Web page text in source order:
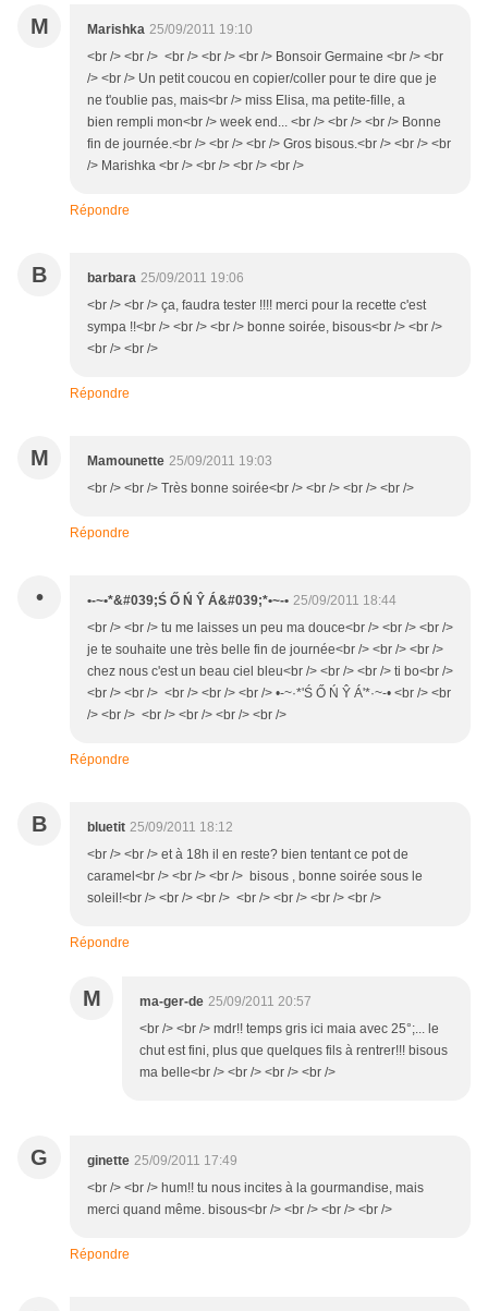
M Marishka 25/09/2011 19:10
<br /> <br /> <br /> <br /> <br /> Bonsoir Germaine <br /> <br
/> <br /> Un petit coucou en copier/coller pour te dire que je
ne t'oublie pas, mais<br /> miss Elisa, ma petite-fille, a
bien rempli mon<br /> week end... <br /> <br /> <br /> Bonne
fin de journée.<br /> <br /> <br /> Gros bisous.<br /> <br /> <br
/> Marishka <br /> <br /> <br /> <br />
Répondre
B barbara 25/09/2011 19:06
<br /> <br /> ça, faudra tester !!!! merci pour la recette c'est
sympa !!<br /> <br /> <br /> bonne soirée, bisous<br /> <br />
<br /> <br />
Répondre
M Mamounette 25/09/2011 19:03
<br /> <br /> Très bonne soirée<br /> <br /> <br /> <br />
Répondre
• •-~•*&#039;Ś Ő Ń Ŷ Á&#039;*•~-• 25/09/2011 18:44
<br /> <br /> tu me laisses un peu ma douce<br /> <br /> <br />
je te souhaite une très belle fin de journée<br /> <br /> <br />
chez nous c'est un beau ciel bleu<br /> <br /> <br /> ti bo<br />
<br /> <br /> <br /> <br /> <br /> •-~·*'Ś Ő Ń Ŷ Á'*·~-• <br /> <br
/> <br /> <br /> <br /> <br /> <br />
Répondre
B bluetit 25/09/2011 18:12
<br /> <br /> et à 18h il en reste? bien tentant ce pot de
caramel<br /> <br /> <br /> bisous , bonne soirée sous le
soleil!<br /> <br /> <br /> <br /> <br /> <br /> <br />
Répondre
M ma-ger-de 25/09/2011 20:57
<br /> <br /> mdr!! temps gris ici maia avec 25°;... le
chut est fini, plus que quelques fils à rentrer!!! bisous
ma belle<br /> <br /> <br /> <br />
G ginette 25/09/2011 17:49
<br /> <br /> hum!! tu nous incites à la gourmandise, mais
merci quand même. bisous<br /> <br /> <br /> <br />
Répondre